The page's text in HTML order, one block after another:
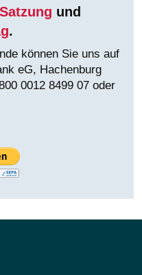
Satzung und
.
können Sie uns auf
eG, Hachenburg
0012 8499 07 oder